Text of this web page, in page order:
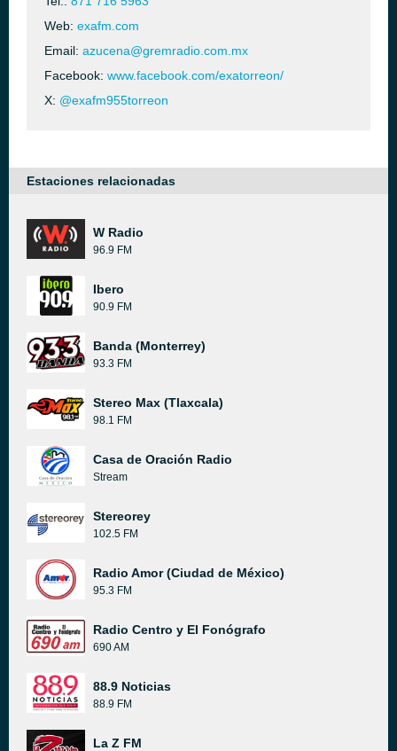
Web: exafm.com
Email: azucena@gremradio.com.mx
Facebook: www.facebook.com/exatorreon/
X: @exafm955torreon
Estaciones relacionadas
W Radio
96.9 FM
Ibero
90.9 FM
Banda (Monterrey)
93.3 FM
Stereo Max (Tlaxcala)
98.1 FM
Casa de Oración Radio
Stream
Stereorey
102.5 FM
Radio Amor (Ciudad de México)
95.3 FM
Radio Centro y El Fonógrafo
690 AM
88.9 Noticias
88.9 FM
La Z FM